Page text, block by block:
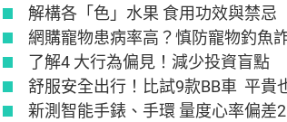
解構各「色」水果 食用功效與禁忌
網購寵物患病率高？慎防寵物釣魚
了解4 大行為偏見！減少投資盲點
舒服安全出行！比試9款BB車 平貴
新測智能手錶、手環 量度心率偏差